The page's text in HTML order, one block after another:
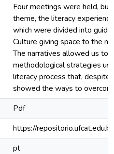
Four meetings were held,
theme, the literacy
which were divided into
Culture giving space to the
The narratives allowed us to
methodological strategies
literacy process that,
showed the ways to
Pdf
https://
pt